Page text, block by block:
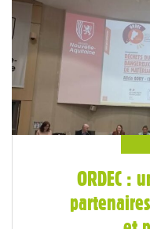
ORDEC :